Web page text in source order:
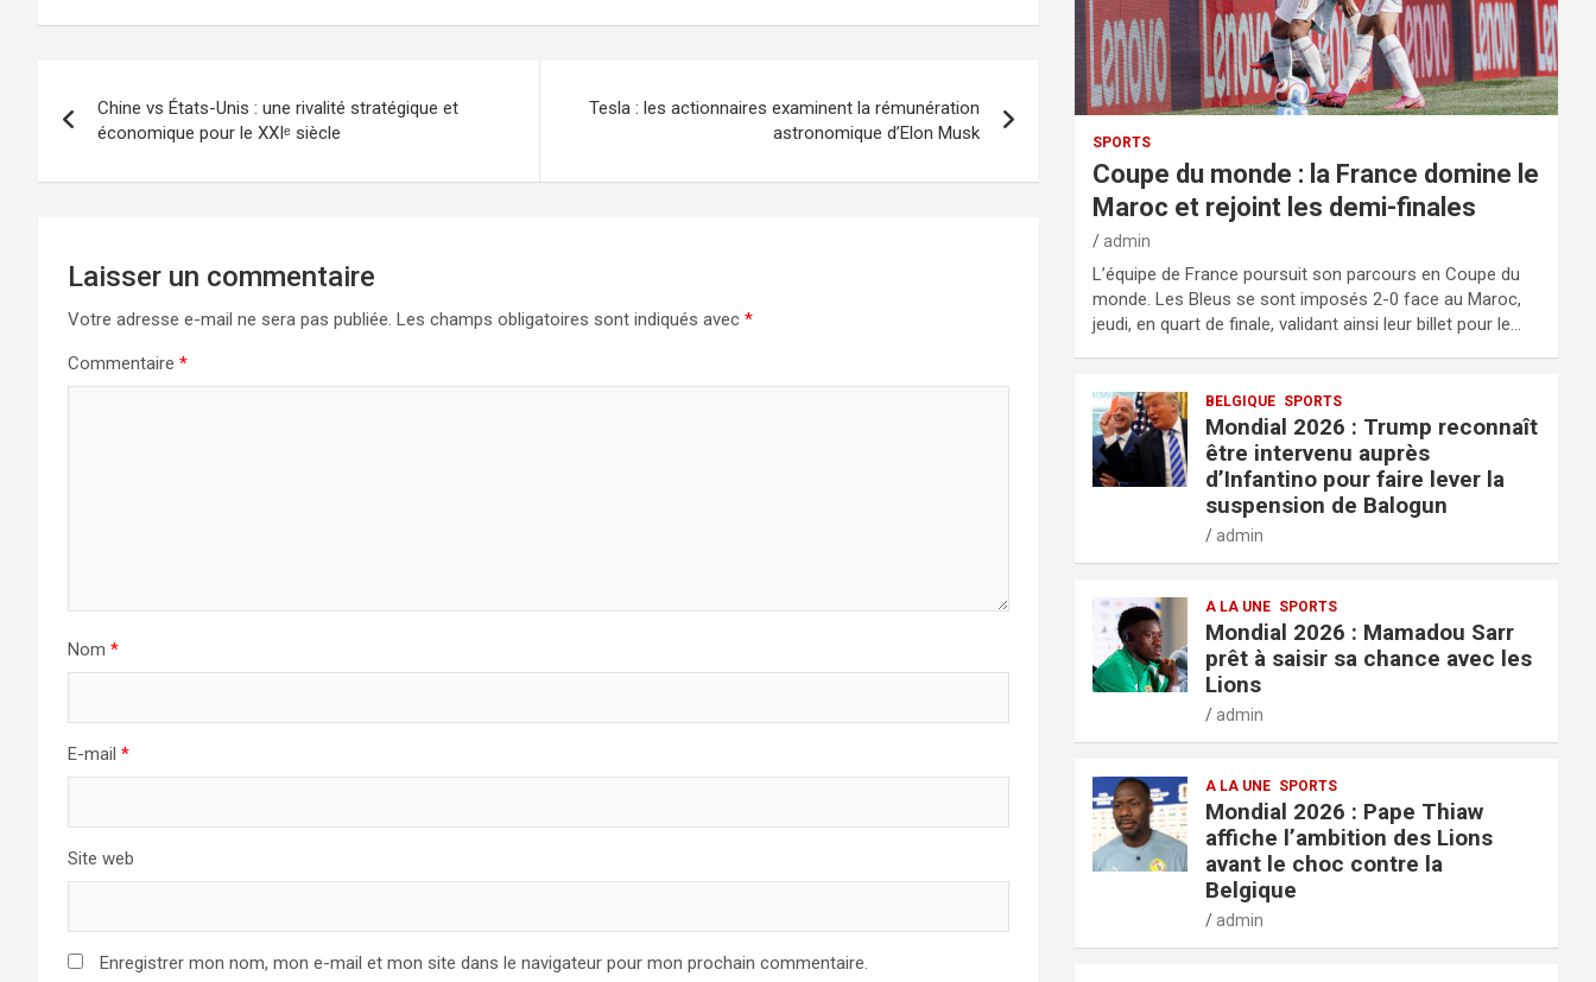
Chine vs États-Unis : une rivalité stratégique et
économique pour le XXIᵉ siècle
Tesla : les actionnaires examinent la rémunération
astronomique d’Elon Musk
Laisser un commentaire
Votre adresse e-mail ne sera pas publiée. Les champs obligatoires sont indiqués avec *
Commentaire *
Nom *
E-mail *
Site web
Enregistrer mon nom, mon e-mail et mon site dans le navigateur pour mon prochain commentaire.
SPORTS
Coupe du monde : la France domine le
Maroc et rejoint les demi-finales
admin
L’équipe de France poursuit son parcours en Coupe du
monde. Les Bleus se sont imposés 2-0 face au Maroc,
jeudi, en quart de finale, validant ainsi leur billet pour le…
BELGIQUE SPORTS
Mondial 2026 : Trump reconnaît
être intervenu auprès
d’Infantino pour faire lever la
suspension de Balogun
admin
A LA UNE SPORTS
Mondial 2026 : Mamadou Sarr
prêt à saisir sa chance avec les
Lions
admin
A LA UNE SPORTS
Mondial 2026 : Pape Thiaw
affiche l’ambition des Lions
avant le choc contre la
Belgique
admin